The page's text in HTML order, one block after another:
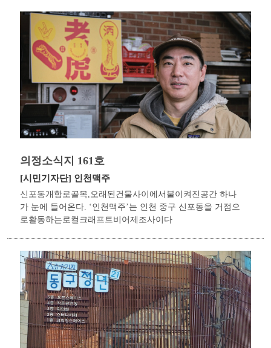
의정소식지 161호
[시민기자단] 인천맥주
신포동개항로골목,오래된건물사이에서불이켜진공간 하나
가 눈에 들어온다. ‘인천맥주’는 인천 중구 신포동을 거점으
로활동하는로컬크래프트비어제조사이다